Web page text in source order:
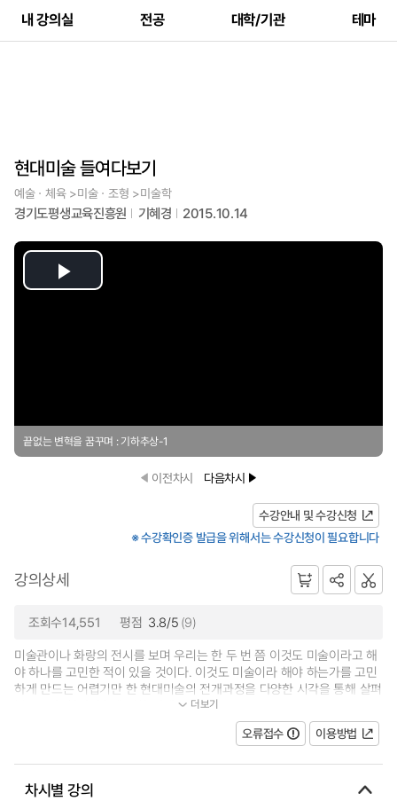
내 강의실 전공 대학/기관 테마
현대미술 들여다보기
예술ㆍ체육 >미술ㆍ조형 >미술학
경기도평생교육진흥원 기혜경 2015.10.14
Play
끝없는 변혁을 꿈꾸며 : 기하추상-1
이전차시 다음차시
수강안내 및 수강신청
※ 수강확인증 발급을 위해서는 수강신청이 필요합니다
강의상세
조회수14,551 평점 3.8/5 (9)
미술관이나 화랑의 전시를 보며 우리는 한 두 번 쯤 이것도 미술이라고 해
야 하나를 고민한 적이 있을 것이다. 이것도 미술이라 해야 하는가를 고민
하게 만드는 어렵기만 한 현대미술의 전개과정을 다양한 시각을 통해 살펴
봄으로써, 현대미술에 대한 이해... 더보기
오류접수 이용방법
차시별 강의